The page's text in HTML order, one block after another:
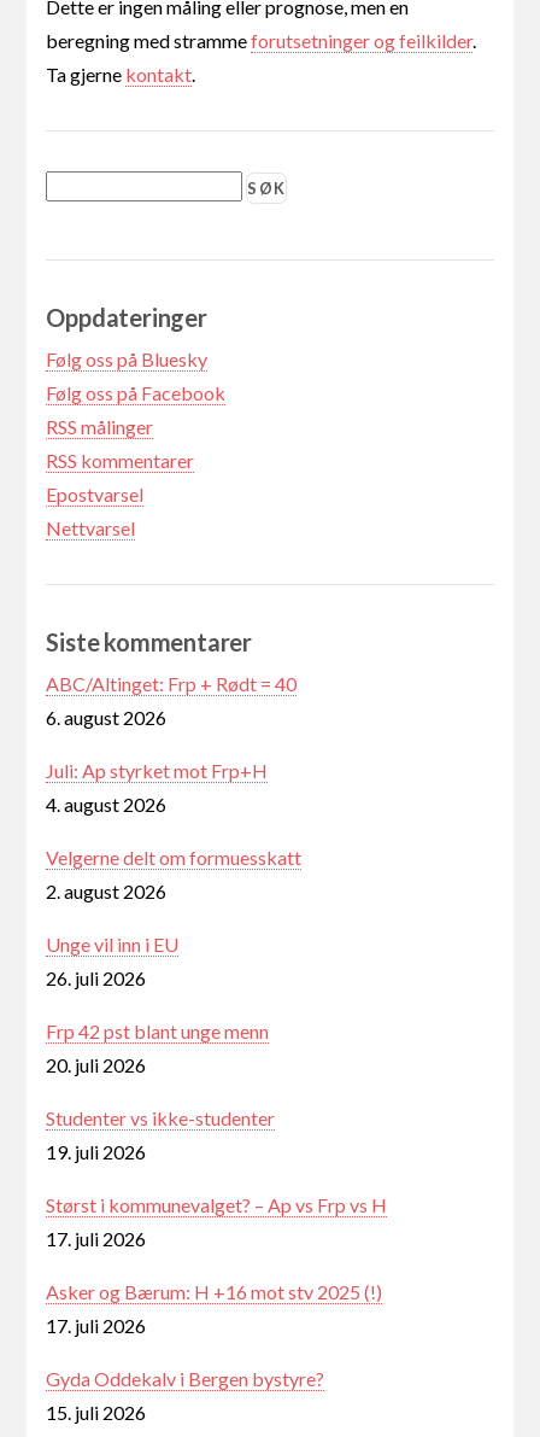
Dette er ingen måling eller prognose, men en
beregning med strammeforutsetninger og feilkilder.
Ta gjerne kontakt.
Oppdateringer
Følg oss på Bluesky
Følg oss på Facebook
RSS målinger
RSS kommentarer
Epostvarsel
Nettvarsel
Siste kommentarer
ABC/Altinget: Frp + Rødt = 40
6. august 2026
Juli: Ap styrket mot Frp+H
4. august 2026
Velgerne delt om formuesskatt
2. august 2026
Unge vil inn i EU
26. juli 2026
Frp 42 pst blant unge menn
20. juli 2026
Studenter vs ikke-studenter
19. juli 2026
Størst i kommunevalget? – Ap vs Frp vs H
17. juli 2026
Asker og Bærum: H +16 mot stv 2025 (!)
17. juli 2026
Gyda Oddekalv i Bergen bystyre?
15. juli 2026